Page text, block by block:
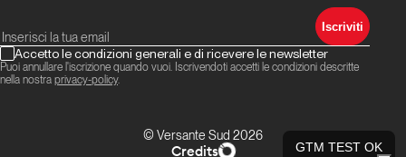
Iscriviti
Accetto le condizioni generali e di ricevere le newsletter
Puoi annullare l'iscrizione quando vuoi. Iscrivendoti accetti le condizioni descritte
nella nostra privacy-policy.
© Versante Sud 2026
Credits GTM TEST OK